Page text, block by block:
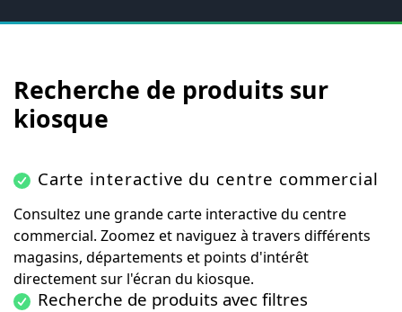
Recherche de produits sur
kiosque
Carte interactive du centre commercial
Consultez une grande carte interactive du centre
commercial. Zoomez et naviguez à travers différents
magasins, départements et points d'intérêt
directement sur l'écran du kiosque.
Recherche de produits avec filtres